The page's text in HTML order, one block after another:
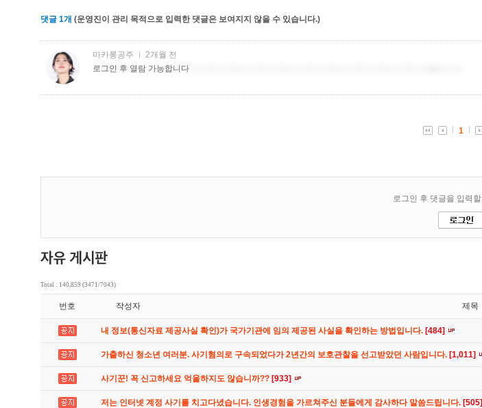
댓글 1개 (운영진이 관리 목적으로 입력한 댓글은 보여지지 않을 수 있습니다.)
Total : 140,859 (3471/7043)
번호 작성자 제목
내 정보(통신자료 제공사실 확인)가 국가기관에 임의 제공된 사실을 확인하는 방법입니다. [484]
가출하신 청소년 여러분. 사기혐의로 구속되었다가 2년간의 보호관찰을 선고받았던 사람입니다. [1,011]
사기꾼! 꼭 신고하세요 억울하지도 않습니까?? [933]
저는 인터넷 계정 사기를 치고다녔습니다. 인생경험을 가르쳐주신 분들에게 감사하다 말씀드립니다. [505]